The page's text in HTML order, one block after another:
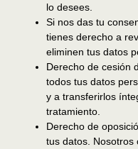
lo desees.
Si nos das tu
tienes derecho a
eliminen tus datos
Derecho de cesión
todos tus datos
y a transferirlos
tratamiento.
Derecho de
tus datos. Nosotros